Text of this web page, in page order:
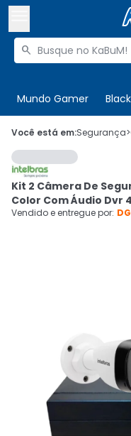
Buscar produtos

Mundo Gamer
 Olá. Acesse
 Departamentos
Cupons
Você está em:Segurança>
Kit 2 Câmera De
Color Com Áudio Dvr
Vendido e entregue por: